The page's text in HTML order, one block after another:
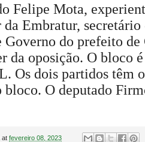
Felipe Mota,
Embratur, secretário
Governo do prefeito
da oposição. O bloco
Os dois partidos têm
bloco. O deputado
at fevereiro 08, 2023